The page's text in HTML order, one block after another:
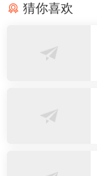
猜你喜欢